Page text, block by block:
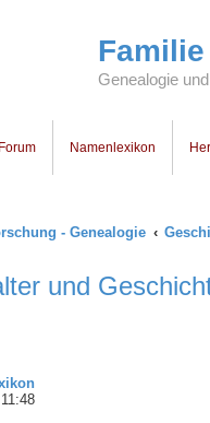
Genealogie
Forum Namenlexikon
- Genealogie
und